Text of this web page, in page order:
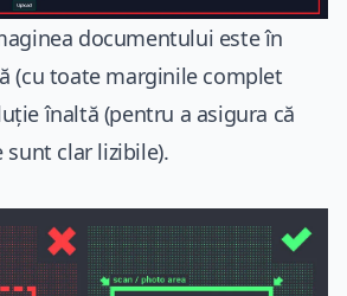
documentului este în
(cu toate marginile complet
înaltă (pentru a asigura că
clar lizibile).